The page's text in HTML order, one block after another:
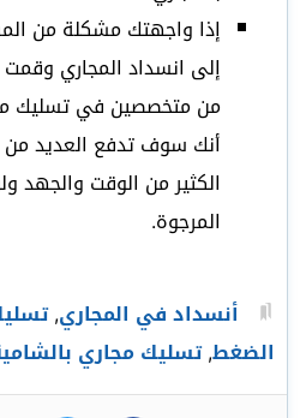
إذا واجهتك مشكلة من
إلى انسداد المجاري وقمت
من متخصصين في تسليك
أنك سوف تدفع العديد من
الكثير من الوقت والجهد
المرجوة.
أنسداد في المجاري,
الضغط,تسليك مجاري